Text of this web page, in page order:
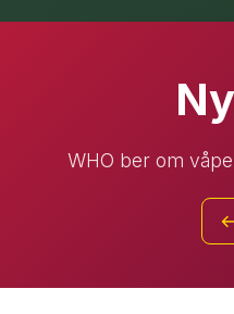
WHO ber om